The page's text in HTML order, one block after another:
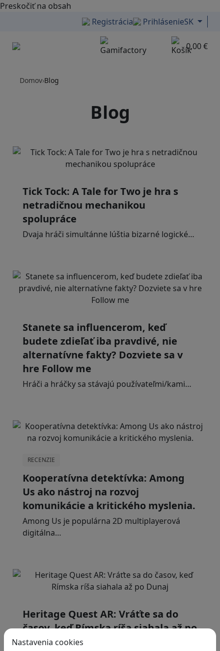
Preskočiť na obsah
Registrácia
PrihlásenieSK
Menu 0,00 €
Nastavenia cookies
Domov›Blog
Blog
Tick Tock: A Tale for Tw‪o je hra s
netradičnou mechanikou
spolupráce
Dvaja hráči simultánne lúštia bizarné logické…
Stanete sa influencerom, keď
budete zdieľať iba pravdivé, nie
alternatívne fakty? Dozviete sa v
hre Follow me
Hráči a hráčky sa stávajú používateľmi/kami…
RECENZIE
Kooperatívna detektívka: Among
Us ako nástroj na rozvoj
komunikácie a kritického myslenia.
Among Us je populárna 2D multiplayerová
digitálna…
Heritage Quest AR: Vráťte sa do
časov, keď Rímska ríša siahala až po
Dunaj